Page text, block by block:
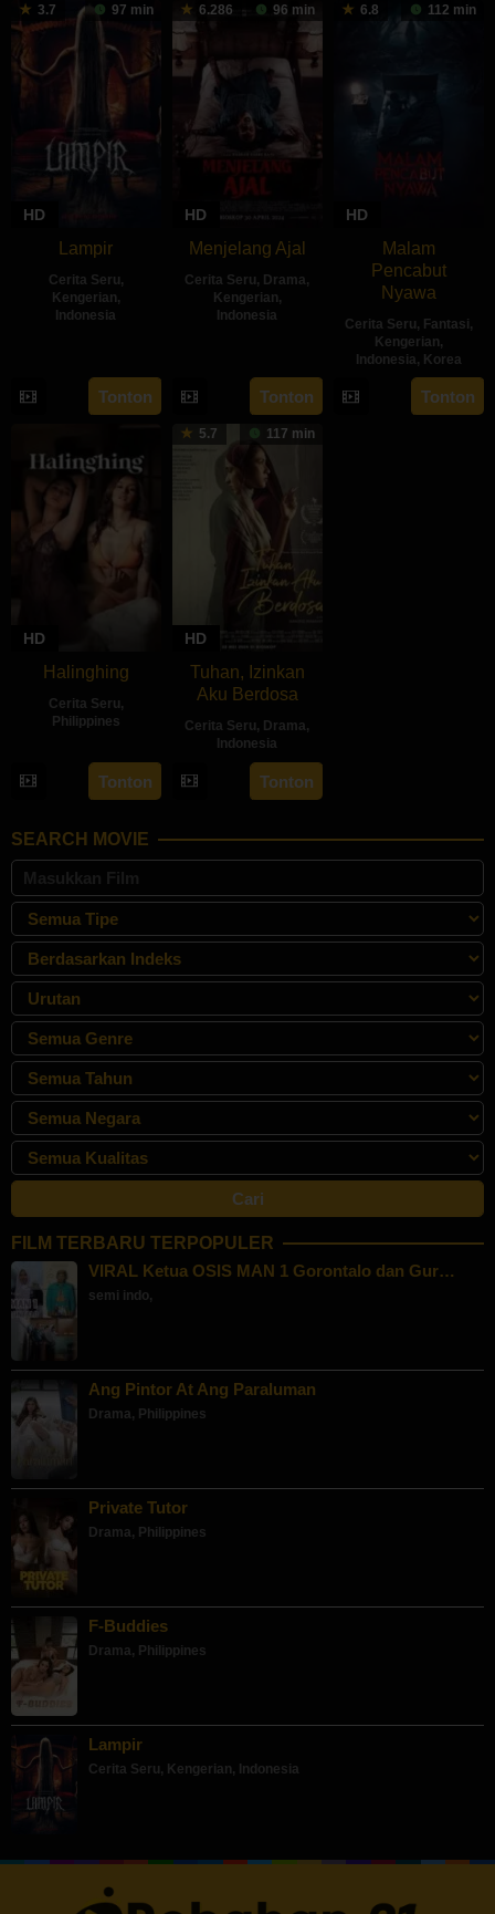
3.7 97 min
HD
Lampir
Cerita Seru,
Kengerian,
Indonesia
Feb
2024
Gulardi
Tonton
6.286 96 min
HD
Menjelang Ajal
Cerita Seru, Drama,
Kengerian,
Indonesia
Apr
2024
Daeng
Ratu
Tonton
6.8 112 min
HD
Malam
Pencabut
Nyawa
Cerita Seru, Fantasi,
Kengerian,
Indonesia, Korea
22
May
Sidharta
Tata
Tonton
HD
Halinghing
Cerita Seru,
Philippines
18
Oct
2024
Jaque
Carlos
Tonton
5.7 117 min
HD
Tuhan, Izinkan
Aku Berdosa
Cerita Seru, Drama,
Indonesia
22
May
Feyhero
Tonton
SEARCH MOVIE
FILM TERBARU TERPOPULER
VIRAL Ketua OSIS MAN 1 Gorontalo dan Gur…
semi indo,
Ang Pintor At Ang Paraluman
Drama, Philippines
Private Tutor
Drama, Philippines
F-Buddies
Drama, Philippines
Lampir
Cerita Seru, Kengerian, Indonesia